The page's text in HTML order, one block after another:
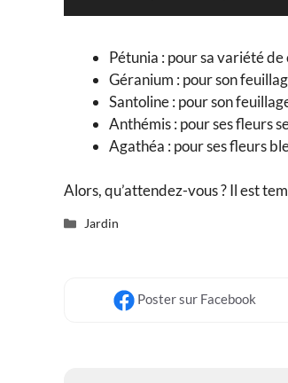
Pétunia : pour sa variété de
Géranium : pour son
Santoline : pour son
Anthémis : pour ses fleurs
Agathéa : pour ses fleurs
Alors, qu’attendez-vous ? Il est
Catégories
Jardin
Postersur Facebook